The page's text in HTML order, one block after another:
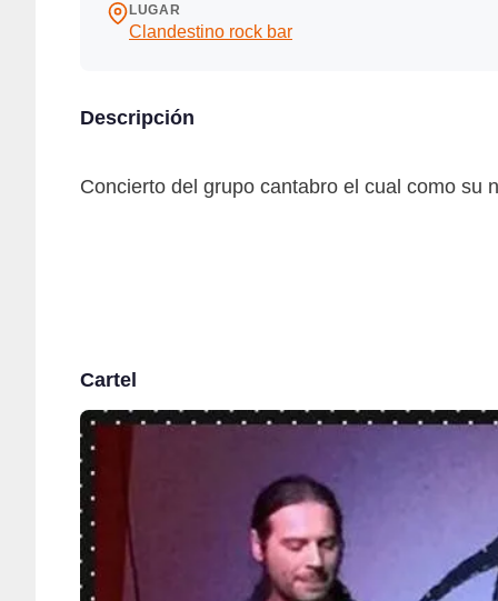
LUGAR
Clandestino rock bar
Descripción
Concierto del grupo cantabro el cual como su
Cartel